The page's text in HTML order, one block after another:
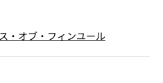
・オブ・フィンユール